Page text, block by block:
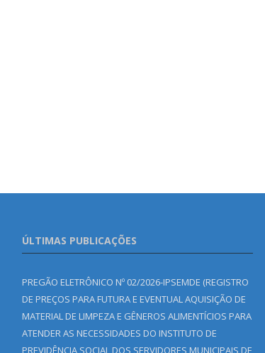
ÚLTIMAS PUBLICAÇÕES
PREGÃO ELETRÔNICO Nº 02/2026-IPSEMDE (REGISTRO
DE PREÇOS PARA FUTURA E EVENTUAL AQUISIÇÃO DE
MATERIAL DE LIMPEZA E GÊNEROS ALIMENTÍCIOS PARA
ATENDER AS NECESSIDADES DO INSTITUTO DE
PREVIDÊNCIA SOCIAL DOS SERVIDORES MUNICIPAIS DE